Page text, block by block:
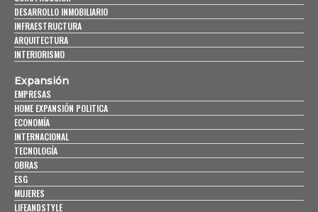
DESARROLLO INMOBILIARIO
INFRAESTRUCTURA
ARQUITECTURA
INTERIORISMO
Expansión
EMPRESAS
HOME EXPANSIÓN POLITICA
ECONOMÍA
INTERNACIONAL
TECNOLOGÍA
OBRAS
ESG
MUJERES
LIFEANDSTYLE